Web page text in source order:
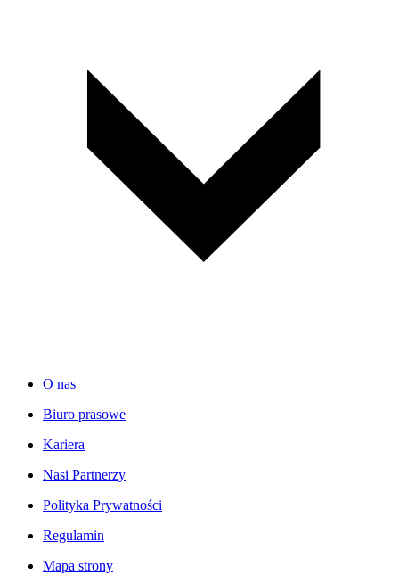
O nas
Biuro prasowe
Kariera
Nasi Partnerzy
Polityka Prywatności
Regulamin
Mapa strony